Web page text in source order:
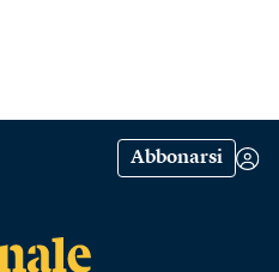
Abbonarsi